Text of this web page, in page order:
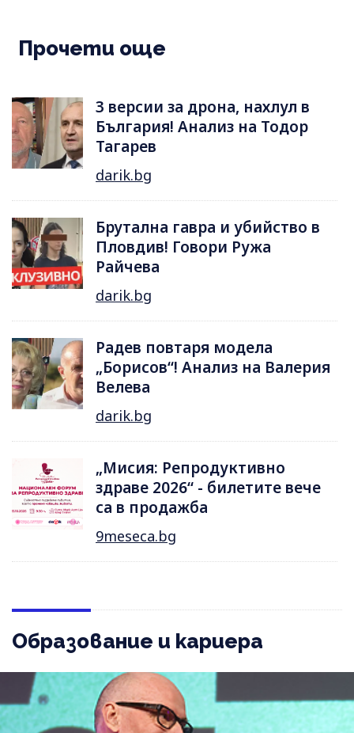
Прочети още
3 версии за дрона, нахлул в
България! Анализ на Тодор
Тагарев
darik.bg
Брутална гавра и убийство в
Пловдив! Говори Ружа
Райчева
darik.bg
Радев повтаря модела
„Борисов“! Анализ на Валерия
Велева
darik.bg
„Мисия: Репродуктивно
здраве 2026“ - билетите вече
са в продажба
9meseca.bg
Образование и кариера